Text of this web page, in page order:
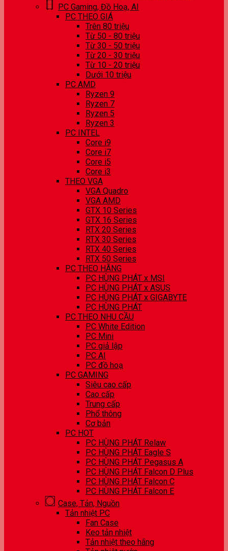
PC Gaming, Đồ Hoạ, AI
PC THEO GIÁ
Trên 80 triệu
Từ 50 - 80 triệu
Từ 30 - 50 triệu
Từ 20 - 30 triệu
Từ 10 - 20 triệu
Dưới 10 triệu
PC AMD
Ryzen 9
Ryzen 7
Ryzen 5
Ryzen 3
PC INTEL
Core i9
Core i7
Core i5
Core i3
THEO VGA
VGA Quadro
VGA AMD
GTX 10 Series
GTX 16 Series
RTX 20 Series
RTX 30 Series
RTX 40 Series
RTX 50 Series
PC THEO HÃNG
PC HÙNG PHÁT x MSI
PC HÙNG PHÁT x ASUS
PC HÙNG PHÁT x GIGABYTE
PC HÙNG PHÁT
PC THEO NHU CẦU
PC White Edition
PC Mini
PC giả lập
PC AI
PC đồ hoạ
PC GAMING
Siêu cao cấp
Cao cấp
Trung cấp
Phổ thông
Cơ bản
PC HOT
PC HÙNG PHÁT Relaw
PC HÙNG PHÁT Eagle S
PC HÙNG PHÁT Pegasus A
PC HÙNG PHÁT Falcon D Plus
PC HÙNG PHÁT Falcon C
PC HÙNG PHÁT Falcon E
Case, Tản, Nguồn
Tản nhiệt PC
Fan Case
Keo tản nhiệt
Tản nhiệt theo hãng